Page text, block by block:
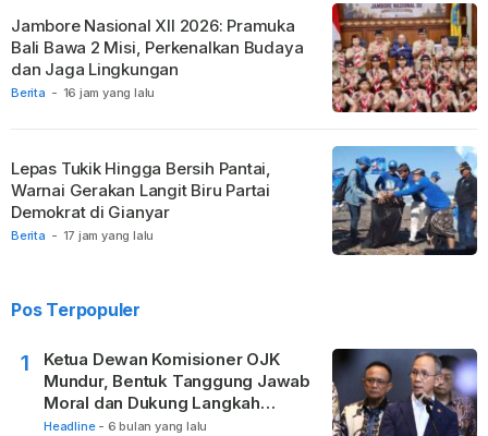
Berita - 16 jam yang lalu
Jambore Nasional XII 2026: Pramuka
Bali Bawa 2 Misi, Perkenalkan Budaya
dan Jaga Lingkungan
Berita - 17 jam yang lalu
Lepas Tukik Hingga Bersih Pantai,
Warnai Gerakan Langit Biru Partai
Demokrat di Gianyar
Pos Terpopuler
1
Ketua Dewan Komisioner OJK
Mundur, Bentuk Tanggung Jawab
Moral dan Dukung Langkah
Pemulihan
Headline - 6 bulan yang lalu